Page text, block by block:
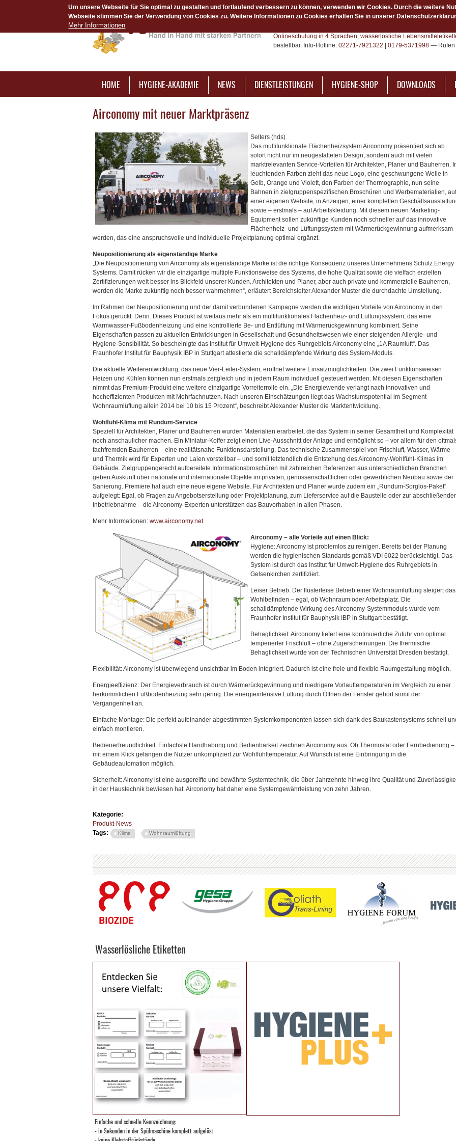
Um unsere Webseite für Sie optimal zu gestalten und fortlaufend verbessern zu können, verwenden wir Cookies. Durch die weitere
Webseite stimmen Sie der Verwendung von Cookies zu. Weitere Informationen zu Cookies erhalten Sie in unserer
Mehr Informationen
HOME HYGIENE-AKADEMIE NEWS DIENSTLEISTUNGEN HYGIENE-SHOP DOWNLOADS
Das Hygiene-Netzwerk ist Ihr bundesweiter Fachpartner für
Onlineschulung in 4 Sprachen, wasserlösliche
bestellbar. Info-Hotline: 02271-7921322 0179-5371998 — Rufen
Airconomy mit neuer Marktpräsenz
Selters (hds)
Das multifunktionale Flächenheizsystem Airconomy präsentiert sich ab
sofort nicht nur im neugestalteten Design, sondern auch mit vielen
marktrelevanten Service-Vorteilen für Architekten, Planer und Bauherren.
leuchtenden Farben zieht das neue Logo, eine geschwungene Welle in
Gelb, Orange und Violett, den Farben der Thermographie, nun seine
Bahnen in zielgruppenspezifischen Broschüren und Werbematerialien, auf
einer eigenen Website, in Anzeigen, einer kompletten
sowie – erstmals – auf Arbeitskleidung. Mit diesem neuen Marketing-
Equipment sollen zukünftige Kunden noch schneller auf das innovative
Flächenheiz- und Lüftungssystem mit Wärmerückgewinnung aufmerksam
werden, das eine anspruchsvolle und individuelle Projektplanung optimal ergänzt.
Neupositionierung als eigenständige Marke
„Die Neupositionierung von Airconomy als eigenständige Marke ist die richtige Konsequenz unseres Unternehmens Schütz Energy
Systems. Damit rücken wir die einzigartige multiple Funktionsweise des Systems, die hohe Qualität sowie die vielfach erzielten
Zertifizierungen weit besser ins Blickfeld unserer Kunden. Architekten und Planer, aber auch private und kommerzielle Bauherren,
werden die Marke zukünftig noch besser wahrnehmen“, erläutert Bereichsleiter Alexander Muster die durchdachte Umstellung.
Im Rahmen der Neupositionierung und der damit verbundenen Kampagne werden die wichtigen Vorteile von Airconomy in den
Fokus gerückt. Denn: Dieses Produkt ist weitaus mehr als ein multifunktionales Flächenheiz- und Lüftungssystem, das eine
Warmwasser-Fußbodenheizung und eine kontrollierte Be- und Entlüftung mit Wärmerückgewinnung kombiniert. Seine
Eigenschaften passen zu aktuellen Entwicklungen in Gesellschaft und Gesundheitswesen wie einer steigenden Allergie- und
Hygiene-Sensibilität. So bescheinigte das Institut für Umwelt-Hygiene des Ruhrgebiets Airconomy eine „1A Raumluft“. Das
Fraunhofer Institut für Bauphysik IBP in Stuttgart attestierte die schalldämpfende Wirkung des System-Moduls.
Die aktuelle Weiterentwicklung, das neue Vier-Leiter-System, eröffnet weitere Einsatzmöglichkeiten: Die zwei Funktionsweisen
Heizen und Kühlen können nun erstmals zeitgleich und in jedem Raum individuell gesteuert werden. Mit diesen Eigenschaften
nimmt das Premium-Produkt eine weitere einzigartige Vorreiterrolle ein. „Die Energiewende verlangt nach innovativen und
hocheffizienten Produkten mit Mehrfachnutzen. Nach unseren Einschätzungen liegt das Wachstumspotential im Segment
Wohnraumlüftung allein 2014 bei 10 bis 15 Prozent“, beschreibt Alexander Muster die Marktentwicklung.
Wohlfühl-Klima mit Rundum-Service
Speziell für Architekten, Planer und Bauherren wurden Materialien erarbeitet, die das System in seiner Gesamtheit und Komplexität
noch anschaulicher machen. Ein Miniatur-Koffer zeigt einen Live-Ausschnitt der Anlage und ermöglicht so – vor allem für den
fachfremden Bauherren – eine realitätsnahe Funktionsdarstellung. Das technische Zusammenspiel von Frischluft, Wasser, Wärme
und Thermik wird für Experten und Laien vorstellbar – und somit letztendlich die Entstehung des Airconomy-Wohlfühl-Klimas im
Gebäude. Zielgruppengerecht aufbereitete Informationsbroschüren mit zahlreichen Referenzen aus unterschiedlichen Branchen
geben Auskunft über nationale und internationale Objekte im privaten, genossenschaftlichen oder gewerblichen Neubau sowie der
Sanierung. Premiere hat auch eine neue eigene Website. Für Architekten und Planer wurde zudem ein „Rundum-Sorglos-Paket“
aufgelegt: Egal, ob Fragen zu Angebotserstellung oder Projektplanung, zum Lieferservice auf die Baustelle oder zur
Inbetriebnahme – die Airconomy-Experten unterstützen das Bauvorhaben in allen Phasen.
Mehr Informationen: www.airconomy.net
Airconomy – alle Vorteile auf einen Blick:
Hygiene: Airconomy ist problemlos zu reinigen. Bereits bei der Planung
werden die hygienischen Standards gemäß VDI 6022 berücksichtigt. Das
System ist durch das Institut für Umwelt-Hygiene des Ruhrgebiets in
Gelsenkirchen zertifiziert.
Leiser Betrieb: Der flüsterleise Betrieb einer Wohnraumlüftung steigert das
Wohlbefinden – egal, ob Wohnraum oder Arbeitsplatz. Die
schalldämpfende Wirkung des Airconomy-Systemmoduls wurde vom
Fraunhofer Institut für Bauphysik IBP in Stuttgart bestätigt.
Behaglichkeit: Airconomy liefert eine kontinuierliche Zufuhr von optimal
temperierter Frischluft – ohne Zugerscheinungen. Die thermische
Behaglichkeit wurde von der Technischen Universität Dresden bestätigt.
Flexibilität: Airconomy ist überwiegend unsichtbar im Boden integriert. Dadurch ist eine freie und flexible Raumgestaltung möglich.
Energieeffizienz: Der Energieverbrauch ist durch Wärmerückgewinnung und niedrigere Vorlauftemperaturen im Vergleich zu einer
herkömmlichen Fußbodenheizung sehr gering. Die energieintensive Lüftung durch Öffnen der Fenster gehört somit der
Vergangenheit an.
Einfache Montage: Die perfekt aufeinander abgestimmten Systemkomponenten lassen sich dank des Baukastensystems schnell
einfach montieren.
Bedienerfreundlichkeit: Einfachste Handhabung und Bedienbarkeit zeichnen Airconomy aus. Ob Thermostat oder Fernbedienung –
mit einem Klick gelangen die Nutzer unkompliziert zur Wohlfühltemperatur. Auf Wunsch ist eine Einbringung in die
Gebäudeautomation möglich.
Sicherheit: Airconomy ist eine ausgereifte und bewährte Systemtechnik, die über Jahrzehnte hinweg ihre Qualität und
in der Haustechnik bewiesen hat. Airconomy hat daher eine Systemgewährleistung von zehn Jahren.
Kategorie:
Produkt-News
Tags:
Klima Wohnraumlüftung
Wasserlösliche Etiketten
Einfache und schnelle Kennzeichnung:
- in Sekunden in der Spülmaschine komplett aufgelöst